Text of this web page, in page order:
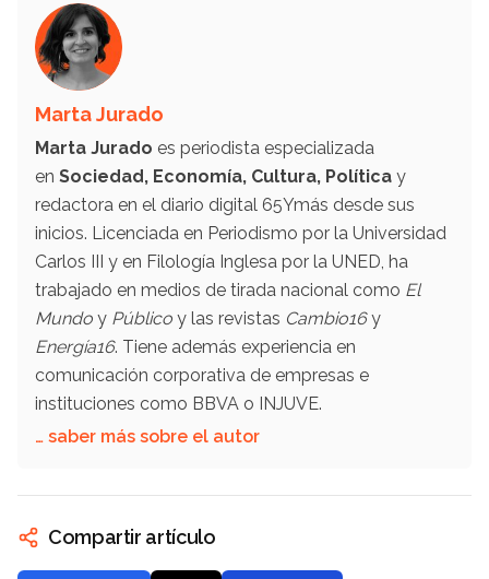
Marta Jurado
Marta Jurado es periodista especializada
en Sociedad, Economía, Cultura, Política y
redactora en el diario digital 65Ymás desde sus
inicios. Licenciada en Periodismo por la Universidad
Carlos III y en Filología Inglesa por la UNED, ha
trabajado en medios de tirada nacional como El
Mundo y Público y las revistas Cambio16y
Energía16. Tiene además experiencia en
comunicación corporativa de empresas e
instituciones como BBVA o INJUVE.
… saber más sobre el autor
Compartir artículo